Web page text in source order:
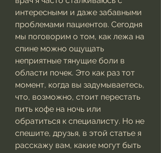
интересными и даже забавными
проблемами пациентов. Сегодня
мы поговорим о том, как лежа на
спине можно ощущать
неприятные тянущие боли в
области почек. Это как раз тот
момент, когда вы задумываетесь,
что, возможно, стоит перестать
пить кофе на ночь или
обратиться к специалисту. Но не
спешите, друзья, в этой статье я
расскажу вам, какие могут быть